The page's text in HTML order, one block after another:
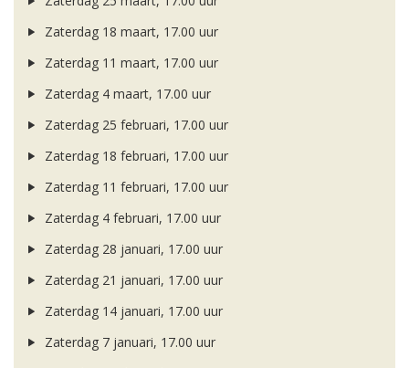
Zaterdag 18 maart, 17.00 uur
Zaterdag 11 maart, 17.00 uur
Zaterdag 4 maart, 17.00 uur
Zaterdag 25 februari, 17.00 uur
Zaterdag 18 februari, 17.00 uur
Zaterdag 11 februari, 17.00 uur
Zaterdag 4 februari, 17.00 uur
Zaterdag 28 januari, 17.00 uur
Zaterdag 21 januari, 17.00 uur
Zaterdag 14 januari, 17.00 uur
Zaterdag 7 januari, 17.00 uur